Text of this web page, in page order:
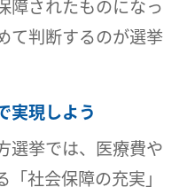
障されたものになっ
て判断するのが選挙
実現しよう
選挙では、医療費や
社会保障の充実」